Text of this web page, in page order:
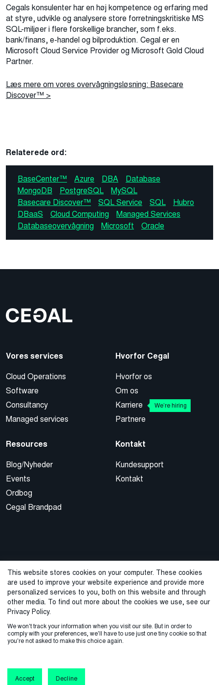
This website stores cookies on your computer. These cookies
are used to improve your website experience and provide more
personalized services to you, both on this website and through
other media. To find out more about the cookies we use, see our
Privacy Policy.
We won't track your information when you visit our site. But in order to
comply with your preferences, we'll have to use just one tiny cookie so that
you're not asked to make this choice again.
Accept Decline
Cegals konsulenter har en høj kompetence og erfaring med
at styre, udvikle og analysere store forretningskritiske MS
SQL-miljøer i flere forskellige brancher, som f.eks.
bank/finans, e-handel og bilproduktion. Cegal er en
Microsoft Cloud Service Provider og Microsoft Gold Cloud
Partner.
Læs mere om vores overvågningsløsning: Basecare
Discover™ >
Relaterede ord:
BaseCenter™ Azure DBA
Database
MongoDB
PostgreSQL
MySQL
Basecare Discover™
SQL Service SQL
Hubro
DBaaS
Cloud Computing
Managed Services
Databaseovervågning
Microsoft Oracle
Vores services
Cloud Operations
Software
Consultancy
Managed services
Hvorfor Cegal
Hvorfor os
Om os
Karriere
We’re hiring
Partnere
Resources
Blog/Nyheder
Events
Ordbog
Cegal Brandpad
Kontakt
Kundesupport
Kontakt
© 2026 Cegal
Privacy Policy
Varslingstjeneste